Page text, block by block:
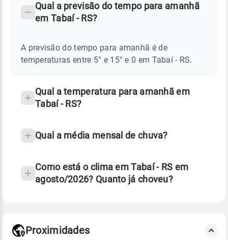
Perguntas
sobre
chuva
temperatura
Qual a previsão do tempo para amanhã
em Tabaí - RS?
A previsão do tempo para amanhã é de
temperaturas entre 5° e 15° e 0 em Tabaí - RS.
Qual a temperatura para amanhã em
Tabaí - RS?
Qual a média mensal de chuva?
Como está o clima em Tabaí - RS em
agosto/2026? Quanto já choveu?
Proximidades